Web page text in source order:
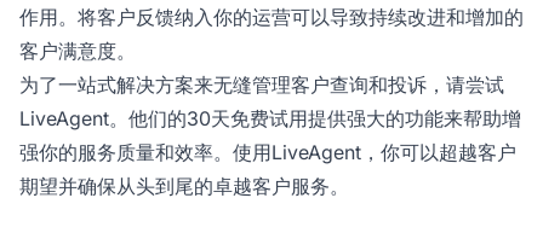
作用。将客户反馈纳入你的运营可以导致持续改进和增加的
客户满意度。
为了一站式解决方案来无缝管理客户查询和投诉，请尝试
LiveAgent。他们的30天免费试用提供强大的功能来帮助增
强你的服务质量和效率。使用LiveAgent，你可以超越客户
期望并确保从头到尾的卓越客户服务。